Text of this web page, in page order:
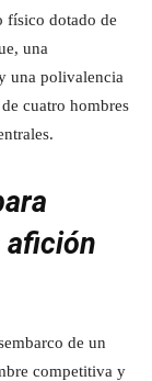
físico dotado de
una
una polivalencia
cuatro hombres
afición
de un
competitiva y